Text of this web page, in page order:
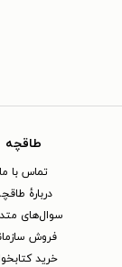
طاقچه
تماس با ما
دربارهٔ
سوال‌های
فروش
خرید